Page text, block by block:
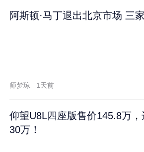
阿斯顿·马丁退出北京市场 三
师梦琼 1天前
仰望U8L四座版售价145.8万
30万！